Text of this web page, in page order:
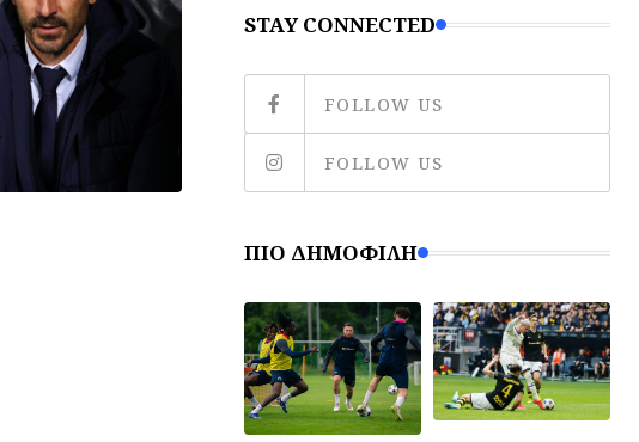
STAY CONNECTED
FOLLOW US
FOLLOW US
ΠΙΟ ΔΗΜΟΦΙΛΉ